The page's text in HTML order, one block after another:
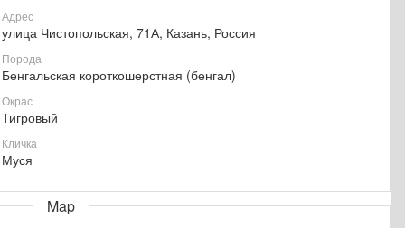
Адрес
улица Чистопольская, 71А, Казань, Россия
Порода
Бенгальская короткошерстная (бенгал)
Окрас
Тигровый
Кличка
Муся
Map